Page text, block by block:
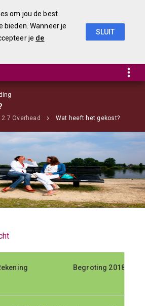
2.7 Overhead Wat heeft het gekost?
Begroting 2018
Begroting 2018
om jou de best
bieden. Wanneer je
je de
SLUIT